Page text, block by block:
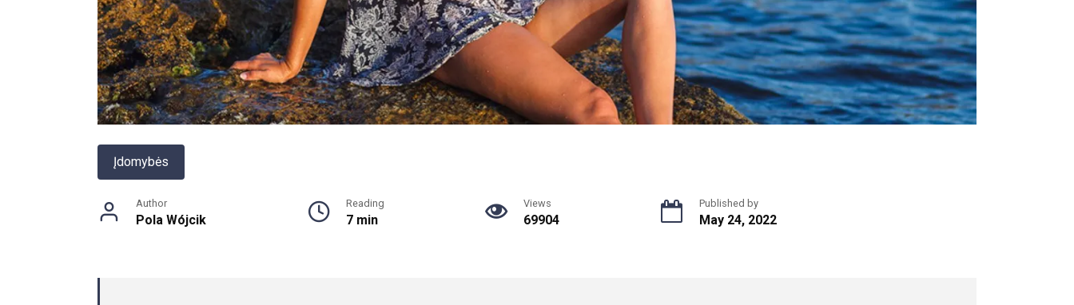
Įdomybės
Author
Pola Wójcik
Reading
7 min
Views
69904
Published by
May 24, 2022